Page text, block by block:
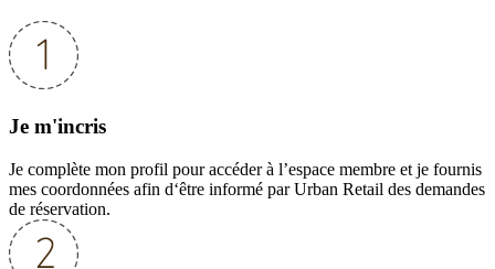
Je m'incris
Je complète mon profil pour accéder à l’espace membre et je fournis
mes coordonnées afin d‘être informé par Urban Retail des demandes
de réservation.